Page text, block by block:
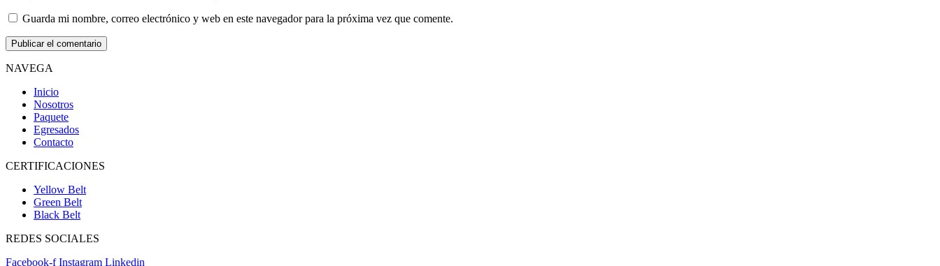
Guarda mi nombre, correo electrónico y web en este navegador para la próxima vez que comente.
NAVEGA
Inicio
Nosotros
Paquete
Egresados
Contacto
CERTIFICACIONES
Yellow Belt
Green Belt
Black Belt
REDES SOCIALES
Facebook-f Instagram Linkedin